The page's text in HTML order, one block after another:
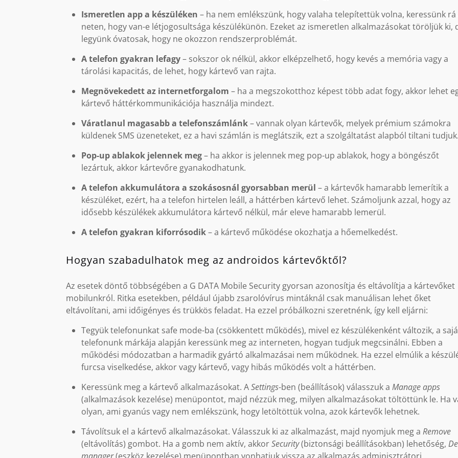
Ismeretlen app a készüléken– ha nem emlékszünk, hogy valaha telepítettük volna, keressünk rá
neten, hogy van-e létjogosultsága készülékünön. Ezeket az ismeretlen alkalmazásokat töröljük ki,
legyünk óvatosak, hogy ne okozzon rendszerproblémát.
A telefon gyakran lefagy– sokszor ok nélkül, akkor elképzelhető, hogy kevés a memória vagy a
tárolási kapacitás, de lehet, hogy kártevő van rajta.
Megnövekedett az internetforgalom– ha a megszokotthoz képest több adat fogy, akkor lehet
kártevő háttérkommunikációja használja mindezt.
Váratlanul magasabb a telefonszámlánk– vannak olyan kártevők, melyek prémium számokra
küldenek SMS üzeneteket, ez a havi számlán is meglátszik, ezt a szolgáltatást alapból tiltani tudjuk.
Pop-up ablakok jelennek meg– ha akkor is jelennek meg pop-up ablakok, hogy a böngészőt
lezártuk, akkor kártevőre gyanakodhatunk.
A telefon akkumulátora a szokásosnál gyorsabban merül– a kártevők hamarabb lemerítik a
készüléket, ezért, ha a telefon hirtelen leáll, a háttérben kártevő lehet. Számoljunk azzal, hogy az
idősebb készülékek akkumulátora kártevő nélkül, már eleve hamarabb lemerül.
A telefon gyakran kiforrósodik– a kártevő működése okozhatja a hőemelkedést.
Hogyan szabadulhatok meg az androidos kártevőktől?
Az esetek döntő többségében a G DATA Mobile Security gyorsan azonosítja és eltávolítja a kártevőket
mobilunkról. Ritka esetekben, például újabb zsarolóvírus mintáknál csak manuálisan lehet őket
eltávolítani, ami időigényes és trükkös feladat. Ha ezzel próbálkozni szeretnénk, így kell eljárni:
Tegyük telefonunkat safe mode-ba (csökkentett működés), mivel ez készülékenként változik, a
telefonunk márkája alapján keressünk meg az interneten, hogyan tudjuk megcsinálni. Ebben a
működési módozatban a harmadik gyártó alkalmazásai nem működnek. Ha ezzel elmúlik a
furcsa viselkedése, akkor vagy kártevő, vagy hibás működés volt a háttérben.
Keressünk meg a kártevő alkalmazásokat. ASettings-ben (beállítások) válasszuk aManage apps
(alkalmazások kezelése) menüpontot, majd nézzük meg, milyen alkalmazásokat töltöttünk le. Ha
olyan, ami gyanús vagy nem emlékszünk, hogy letöltöttük volna, azok kártevők lehetnek.
Távolítsuk el a kártevő alkalmazásokat. Válasszuk ki az alkalmazást, majd nyomjuk meg aRemove
(eltávolítás) gombot. Ha a gomb nem aktív, akkorSecurity(biztonsági beállításokban) lehetőség,